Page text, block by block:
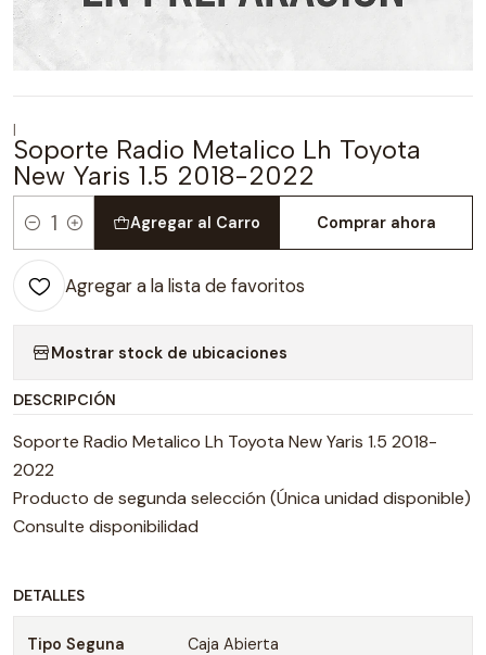
|
Soporte Radio Metalico Lh Toyota
New Yaris 1.5 2018-2022
Cantidad
Agregar al Carro Comprar ahora
Agregar a la lista de favoritos
Mostrar stock de ubicaciones
DESCRIPCIÓN
Soporte Radio Metalico Lh Toyota New Yaris 1.5 2018-
2022
Producto de segunda selección (Única unidad disponible)
Consulte disponibilidad
DETALLES
Tipo Seguna
Caja Abierta